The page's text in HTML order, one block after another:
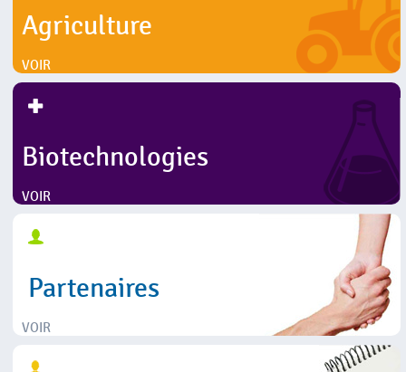
Agriculture
VOIR
Biotechnologies
VOIR
Partenaires
VOIR